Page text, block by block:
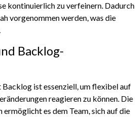
kontinuierlich zu verfeinern. Dadurch
vorgenommen werden, was die
Backlog-
ist essenziell, um flexibel auf
reagieren zu können. Die
es dem Team, sich auf die